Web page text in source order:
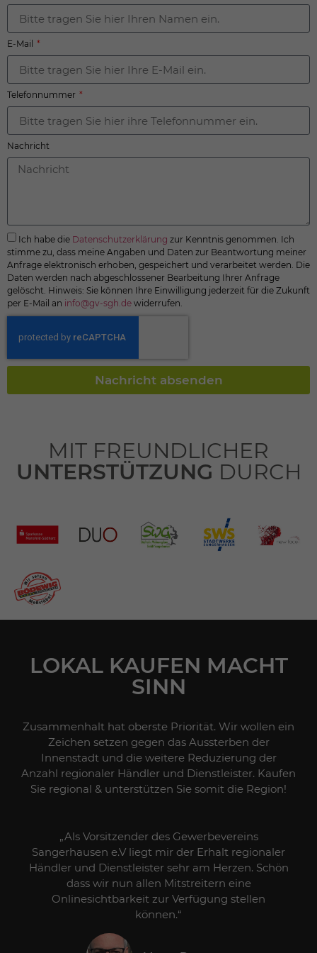
E-Mail
Telefonnummer
Nachricht
Ich habe die Datenschutzerklärung zur Kenntnis genommen. Ich
stimme zu, dass meine Angaben und Daten zur Beantwortung meiner
Anfrage elektronisch erhoben, gespeichert und verarbeitet werden. Die
Daten werden nach abgeschlossener Bearbeitung Ihrer Anfrage
gelöscht. Hinweis: Sie können Ihre Einwilligung jederzeit für die Zukunft
per E-Mail an info@gv-sgh.de widerrufen.
Nachricht absenden
MIT FREUNDLICHER
UNTERSTÜTZUNG DURCH
LOKAL KAUFEN MACHT
SINN
Zusammenhalt hat oberste Priorität. Wir wollen ein
Zeichen setzen gegen das Aussterben der
Innenstadt und die weitere Reduzierung der
Anzahl regionaler Händler und Dienstleister. Kaufen
Sie regional & unterstützen Sie somit die Region!
„Als Vorsitzender des Gewerbevereins
Sangerhausen e.V liegt mir der Erhalt regionaler
Händler und Dienstleister sehr am Herzen. Schön
dass wir nun allen Mitstreitern eine
Onlinesichtbarkeit zur Verfügung stellen
können.“
Cookies auswählen.
Datenschutzeinstellungen
Essenziell (1)
Essenzielle Cookies ermöglichen grundlegende Funktionen und sind für
die einwandfreie Funktion der Website erforderlich.
Cookie-Informationen anzeigen
Statistiken (1)
Externe Medien (7)
Inhalte von Videoplattformen und Social-Media-Plattformen werden
standardmäßig blockiert. Wenn Cookies von externen Medien akzeptiert
werden, bedarf der Zugriff auf diese Inhalte keiner manuellen
Einwilligung mehr.
Cookie-Informationen anzeigen